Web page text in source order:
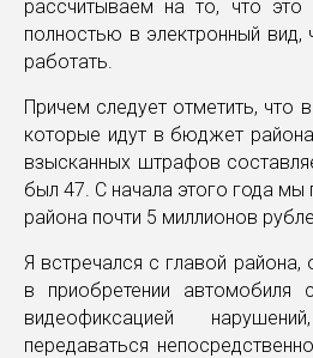
рассчитываем на то, что это
полностью в электронный
работать.
Причем следует отметить, что
которые идут в бюджет
взысканных штрафов
был 47. С начала этого года
района почти 5 миллионов
Я встречался с главой
в приобретении автомобиля
видеофиксацией
передаваться